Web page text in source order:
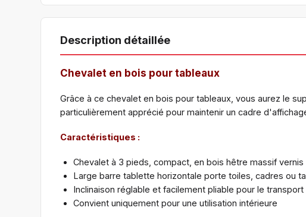
Description détaillée
Chevalet en bois pour tableaux
Grâce à ce chevalet en bois pour tableaux, vous aurez le
particulièrement apprécié pour maintenir un cadre
Caractéristiques :
Chevalet à 3 pieds, compact, en bois hêtre massif vernis
Large barre tablette horizontale porte toiles, cadres ou
Inclinaison réglable et facilement pliable pour le transport
Convient uniquement pour une utilisation intérieure